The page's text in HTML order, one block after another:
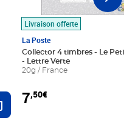
Ajouter au panier
Livraison offerte
La Poste
Collector 4 timbres - Le Petit
- Lettre Verte
20g / France
7,50€